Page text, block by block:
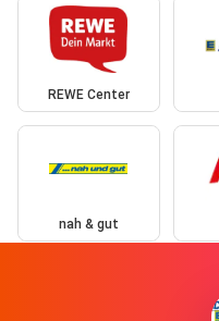
REWE Center
nah & gut